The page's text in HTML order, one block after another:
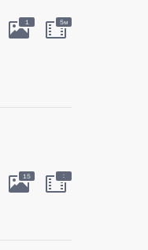
1 5м
15 :